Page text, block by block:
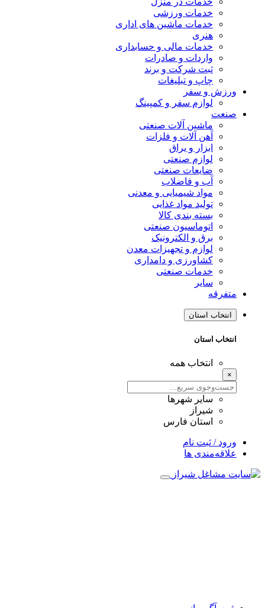
خدمات ورزشی
خدمات ماشین های اداری
هنری
خدمات مالی و حسابداری
واردات و صادرات
ثبت شرکت و برند
چاپ و تبلیغات
ورزش و سفر
لوازم سفر و کمپینگ
صنعت
ماشین آلات صنعتی
آهن آلات و فلزات
ابزار و یراق
لوازم صنعتی
ضایعات صنعتی
آب و فاضلاب
مواد شیمیایی و معدنی
تولید مواد غذایی
بسته بندی کالا
اتوماسیون صنعتی
برق و الکترونیک
لوازم و تجهیزات معدن
کشاورزی و دامداری
خدمات صنعتی
سایر
متفرقه
انتخاب استان
انتخاب استان
انتخاب همه
×
سایر شهرها
شیراز
استان فارس
ورود / ثبت نام
علاقه‌مندی ها